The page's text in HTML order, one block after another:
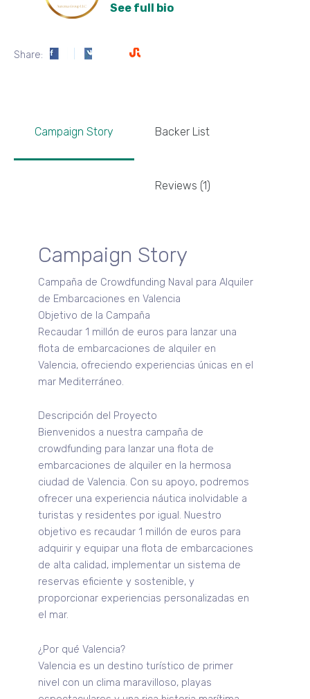
See full bio
Share:
Campaign Story Backer List
Reviews (1)
Campaign Story
Campaña de Crowdfunding Naval para Alquiler
de Embarcaciones en Valencia
Objetivo de la Campaña
Recaudar 1 millón de euros para lanzar una
flota de embarcaciones de alquiler en
Valencia, ofreciendo experiencias únicas en el
mar Mediterráneo.
Descripción del Proyecto
Bienvenidos a nuestra campaña de
crowdfunding para lanzar una flota de
embarcaciones de alquiler en la hermosa
ciudad de Valencia. Con su apoyo, podremos
ofrecer una experiencia náutica inolvidable a
turistas y residentes por igual. Nuestro
objetivo es recaudar 1 millón de euros para
adquirir y equipar una flota de embarcaciones
de alta calidad, implementar un sistema de
reservas eficiente y sostenible, y
proporcionar experiencias personalizadas en
el mar.
¿Por qué Valencia?
Valencia es un destino turístico de primer
nivel con un clima maravilloso, playas